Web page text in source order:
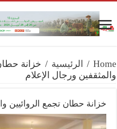
Home
/ الرئيسية / خزانة
والمثقفين ورجال الإعلام
خزانة حطان تجمع الروائيين